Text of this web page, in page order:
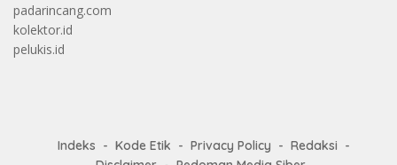
padarincang.com
kolektor.id
pelukis.id
Indeks Kode Etik Privacy Policy
Redaksi